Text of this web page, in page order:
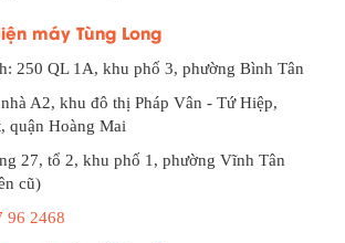
máy Tùng Long
250 QL 1A, khu phố 3, phường Bình Tân
A2, khu đô thị Pháp Vân - Tứ Hiệp,
quận Hoàng Mai
27, tổ 2, khu phố 1, phường Vĩnh Tân
cũ)
96 2468